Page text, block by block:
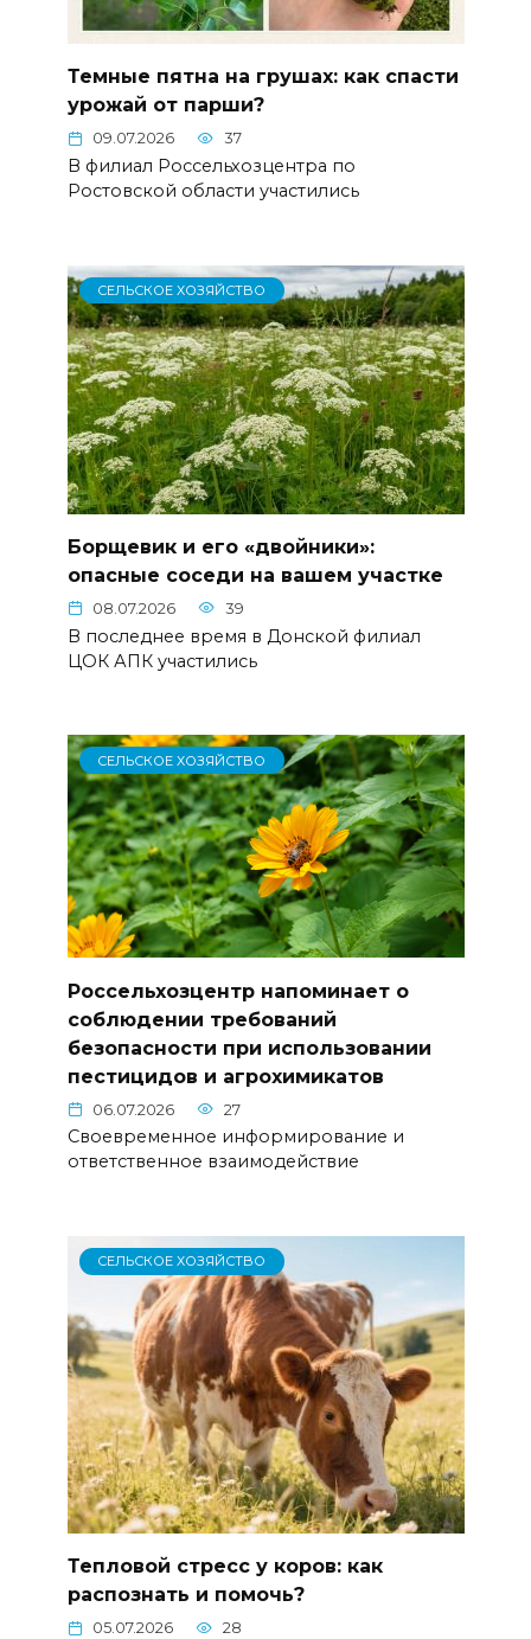
Темные пятна на грушах: как спасти
урожай от парши?
09.07.2026 37
В филиал Россельхозцентра по
Ростовской области участились
СЕЛЬСКОЕ ХОЗЯЙСТВО
Борщевик и его «двойники»:
опасные соседи на вашем участке
08.07.2026 39
В последнее время в Донской филиал
ЦОК АПК участились
СЕЛЬСКОЕ ХОЗЯЙСТВО
Россельхозцентр напоминает о
соблюдении требований
безопасности при использовании
пестицидов и агрохимикатов
06.07.2026 27
Своевременное информирование и
ответственное взаимодействие
СЕЛЬСКОЕ ХОЗЯЙСТВО
Тепловой стресс у коров: как
распознать и помочь?
05.07.2026 28